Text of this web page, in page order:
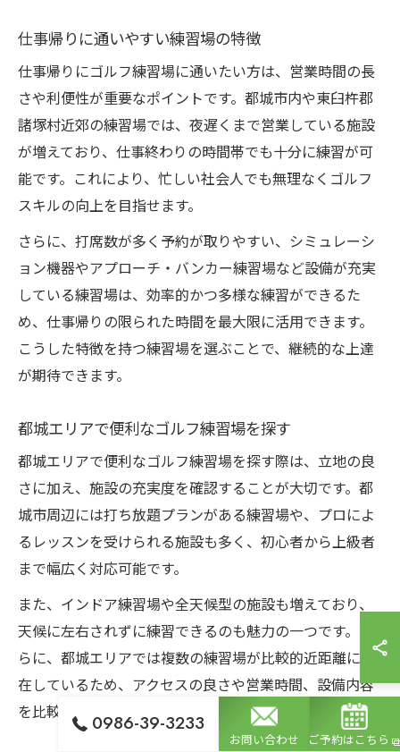
仕事帰りに通いやすい練習場の特徴
仕事帰りにゴルフ練習場に通いたい方は、営業時間の長
さや利便性が重要なポイントです。都城市内や東臼杵郡
諸塚村近郊の練習場では、夜遅くまで営業している施設
が増えており、仕事終わりの時間帯でも十分に練習が可
能です。これにより、忙しい社会人でも無理なくゴルフ
スキルの向上を目指せます。
さらに、打席数が多く予約が取りやすい、シミュレーシ
ョン機器やアプローチ・バンカー練習場など設備が充実
している練習場は、効率的かつ多様な練習ができるた
め、仕事帰りの限られた時間を最大限に活用できます。
こうした特徴を持つ練習場を選ぶことで、継続的な上達
が期待できます。
都城エリアで便利なゴルフ練習場を探す
都城エリアで便利なゴルフ練習場を探す際は、立地の良
さに加え、施設の充実度を確認することが大切です。都
城市周辺には打ち放題プランがある練習場や、プロによ
るレッスンを受けられる施設も多く、初心者から上級者
まで幅広く対応可能です。
また、インドア練習場や全天候型の施設も増えており、
天候に左右されずに練習できるのも魅力の一つです。さ
らに、都城エリアでは複数の練習場が比較的近距離に点
在しているため、アクセスの良さや営業時間、設備内容
を比較しながら最適な場所を選ぶと良いでしょう。
0986-39-3233
お問い合わせ ご予約はこちら